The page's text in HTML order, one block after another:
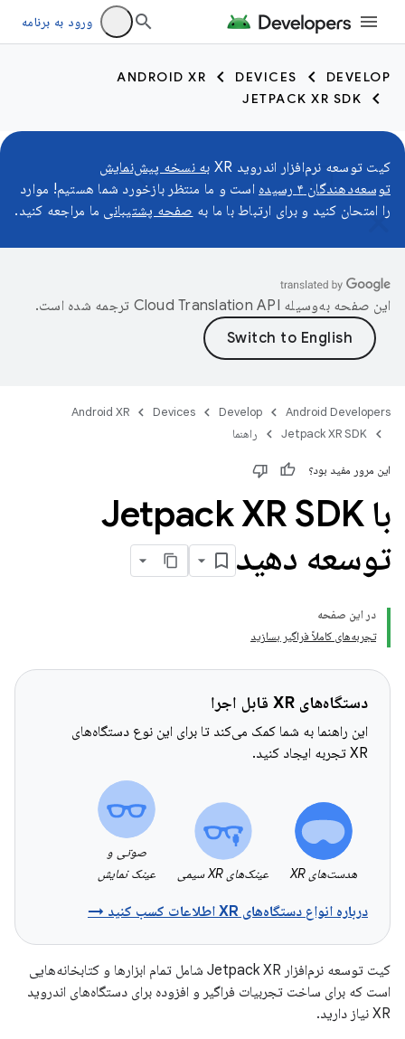
ورود به برنامه
DEVELOP
DEVICES
ANDROID XR
JETPACK XR SDK
کیت توسعه نرم‌افزار اندروید XR
به نسخه پیش‌نمایش
توسعه‌دهندگان ۴ رسیده
است و ما منتظر بازخورد شما هستیم! موارد
را امتحان کنید و برای ارتباط با ما به صفحه پشتیبانی ما مراجعه کنید.
این صفحه به‌وسیله ترجمه شده است.
Android Developers
Develop
Devices
Android XR
Jetpack XR SDK
راهنما
این مرور مفید بود؟
با Jetpack XR SDK
توسعه دهید
در این صفحه
تجربه‌های کاملاً فراگیر بسازید
دستگاه‌های XR قابل اجرا
این راهنما به شما کمک می‌کند تا برای این نوع دستگاه‌های
XR تجربه ایجاد کنید.
هدست‌های XR عینک‌های XR سیمی
صوتی و
عینک نمایش
درباره انواع دستگاه‌های XR اطلاعات کسب کنید →
کیت توسعه نرم‌افزار Jetpack XR شامل تمام ابزارها و کتابخانه‌هایی
است که برای ساخت تجربیات فراگیر و افزوده برای دستگاه‌های اندروید
XR نیاز دارید.